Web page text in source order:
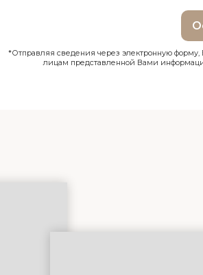
*Отправляя сведения через электронную форму,
лицам представленной Вами